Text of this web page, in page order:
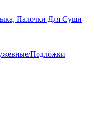
Палочки Для Суши
Подложки